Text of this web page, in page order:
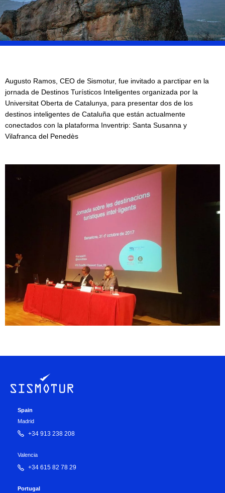
Augusto Ramos, CEO de Sismotur, fue invitado a parctipar en la
jornada de Destinos Turísticos Inteligentes organizada por la
Universitat Oberta de Catalunya, para presentar dos de los
destinos inteligentes de Cataluña que están actualmente
conectados con la plataforma Inventrip: Santa Susanna y
Vilafranca del Penedès
Spain
Madrid
+34 913 238 208
Valencia
+34 615 82 78 29
Portugal